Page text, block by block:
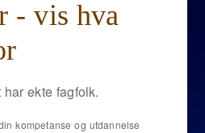
- vis hva
ekte fagfolk.
kompetanse og utdannelse